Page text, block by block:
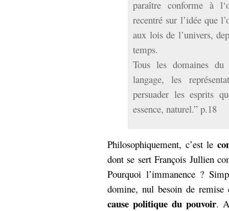
paraître conforme à
recentré sur l’idée que
aux lois de l’univers,
temps.
Tous les domaines
langage, les
persuader les esprits
essence, naturel.” p.18
Philosophiquement, c’est le
dont se sert François Jullien
Pourquoi l’immanence ?
domine, nul besoin de
cause politique du pouvoir.